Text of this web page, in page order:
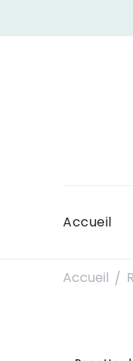
Accueil
Accueil /